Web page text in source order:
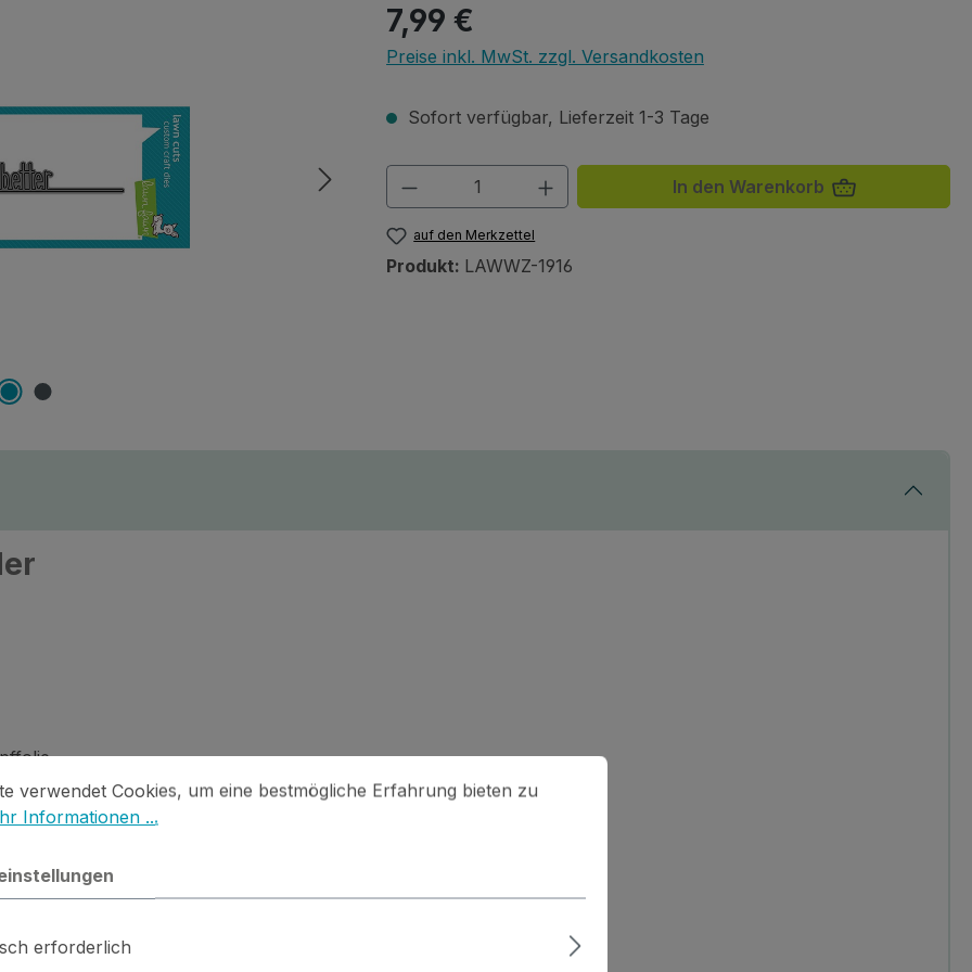
Regulärer Preis:
7,99 €
Preise inkl. MwSt. zzgl. Versandkosten
Sofort verfügbar, Lieferzeit 1-3 Tage
Produkt Anzahl: Gib den gewünschten Wert
In den Warenkorb
auf den Merkzettel
Produkt: LAWWZ-1916
(separat erhältlich).
Trauer
Cookies, um eine bestmögliche Erfahrung bieten zu können.
Mehr Informationen ...
verwendet Cookies, um eine bestmögliche Erfahrung bieten zu
Informationen ...
erforderlich